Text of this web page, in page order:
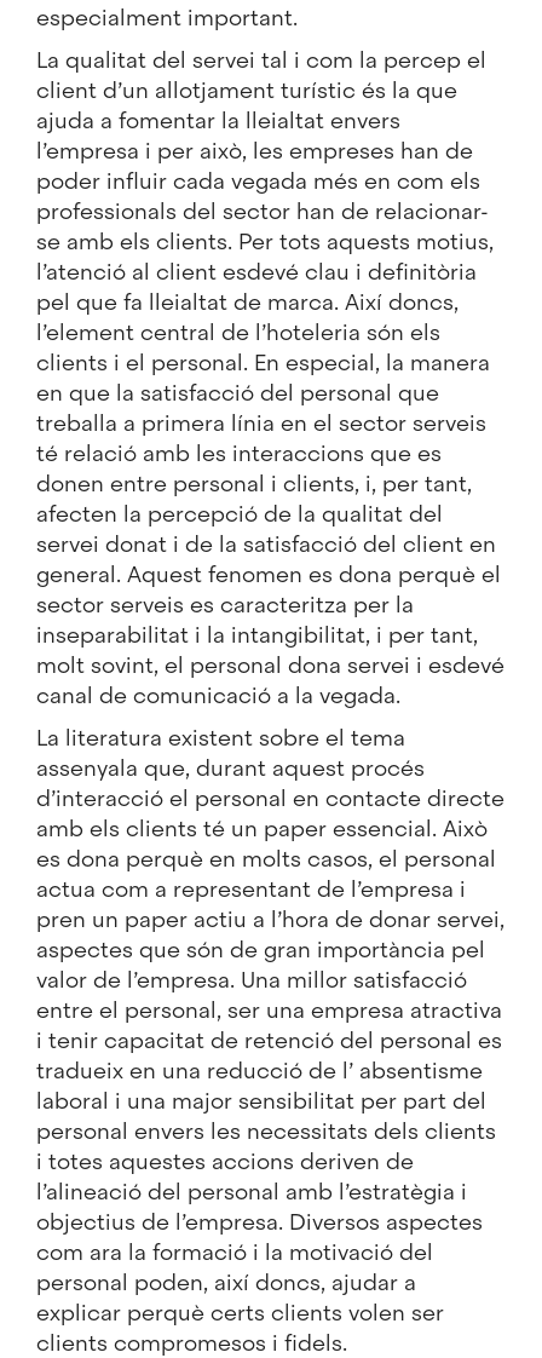
especialment important.
La qualitat del servei tal i com la percep el
client d’un allotjament turístic és la que
ajuda a fomentar la lleialtat envers
l’empresa i per això, les empreses han de
poder influir cada vegada més en com els
professionals del sector han de relacionar-
se amb els clients. Per tots aquests motius,
l’atenció al client esdevé clau i definitòria
pel que fa lleialtat de marca. Així doncs,
l’element central de l’hoteleria són els
clients i el personal. En especial, la manera
en que la satisfacció del personal que
treballa a primera línia en el sector serveis
té relació amb les interaccions que es
donen entre personal i clients, i, per tant,
afecten la percepció de la qualitat del
servei donat i de la satisfacció del client en
general. Aquest fenomen es dona perquè el
sector serveis es caracteritza per la
inseparabilitat i la intangibilitat, i per tant,
molt sovint, el personal dona servei i esdevé
canal de comunicació a la vegada.
La literatura existent sobre el tema
assenyala que, durant aquest procés
d’interacció el personal en contacte directe
amb els clients té un paper essencial. Això
es dona perquè en molts casos, el personal
actua com a representant de l’empresa i
pren un paper actiu a l’hora de donar servei,
aspectes que són de gran importància pel
valor de l’empresa. Una millor satisfacció
entre el personal, ser una empresa atractiva
i tenir capacitat de retenció del personal es
tradueix en una reducció de l’ absentisme
laboral i una major sensibilitat per part del
personal envers les necessitats dels clients
i totes aquestes accions deriven de
l’alineació del personal amb l’estratègia i
objectius de l’empresa. Diversos aspectes
com ara la formació i la motivació del
personal poden, així doncs, ajudar a
explicar perquè certs clients volen ser
clients compromesos i fidels.